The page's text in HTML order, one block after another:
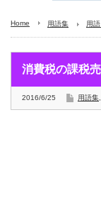
Home 用語集 用
消費税の課税
2016/6/25 用語集